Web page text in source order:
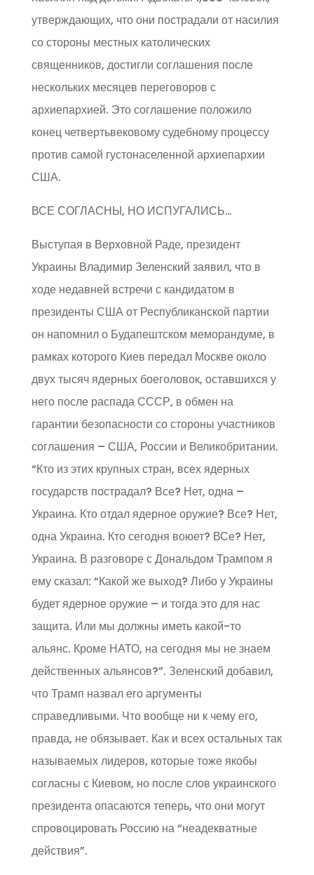
утверждающих, что они пострадали от насилия
со стороны местных католических
священников, достигли соглашения после
нескольких месяцев переговоров с
архиепархией. Это соглашение положило
конец четвертьвековому судебному процессу
против самой густонаселенной архиепархии
США.
ВСЕ СОГЛАСНЫ, НО ИСПУГАЛИСЬ…
Выступая в Верховной Раде, президент
Украины Владимир Зеленский заявил, что в
ходе недавней встречи с кандидатом в
президенты США от Республиканской партии
он напомнил о Будапештском меморандуме, в
рамках которого Киев передал Москве около
двух тысяч ядерных боеголовок, оставшихся у
него после распада СССР, в обмен на
гарантии безопасности со стороны участников
соглашения – США, России и Великобритании.
“Кто из этих крупных стран, всех ядерных
государств пострадал? Все? Нет, одна –
Украина. Кто отдал ядерное оружие? Все? Нет,
одна Украина. Кто сегодня воюет? ВСе? Нет,
Украина. В разговоре с Дональдом Трампом я
ему сказал: “Какой же выход? Либо у Украины
будет ядерное оружие – и тогда это для нас
защита. Или мы должны иметь какой-то
альянс. Кроме НАТО, на сегодня мы не знаем
действенных альянсов?”. Зеленский добавил,
что Трамп назвал его аргументы
справедливыми. Что вообще ни к чему его,
правда, не обязывает. Как и всех остальных так
называемых лидеров, которые тоже якобы
согласны с Киевом, но после слов украинского
президента опасаются теперь, что они могут
спровоцировать Россию на “неадекватные
действия”.